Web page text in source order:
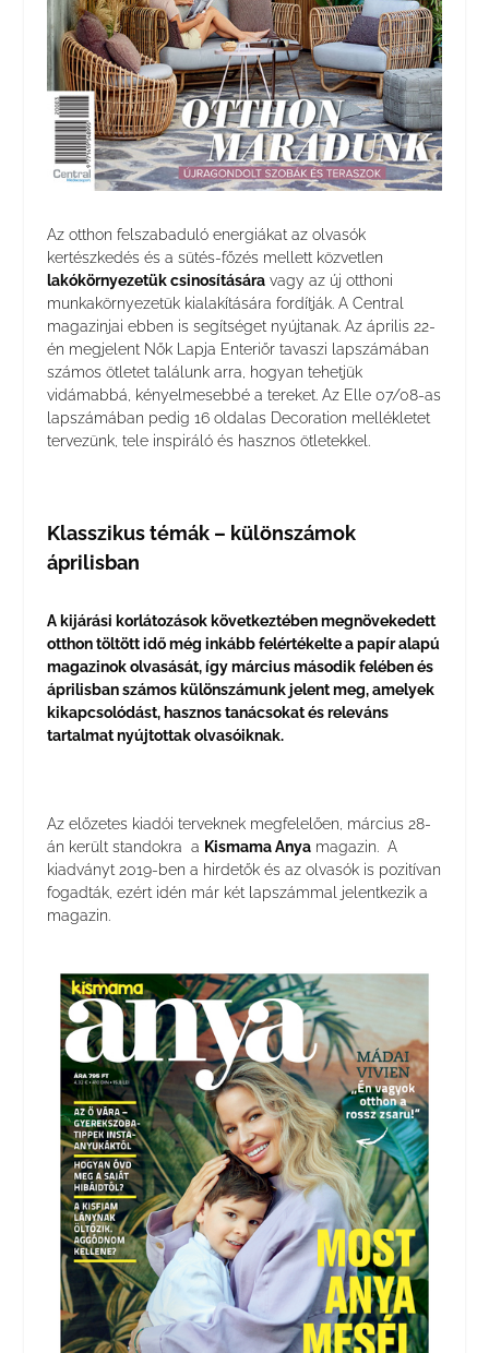
Az otthon felszabaduló energiákat az olvasók
kertészkedés és a sütés-főzés mellett közvetlen
lakókörnyezetük csinosításáravagy az új otthoni
munkakörnyezetük kialakítására fordítják. A Central
magazinjai ebben is segítséget nyújtanak. Az április 22-
én megjelent Nők Lapja Enteriőr tavaszi lapszámában
számos ötletet találunk arra, hogyan tehetjük
vidámabbá, kényelmesebbé a tereket. Az Elle 07/08-as
lapszámában pedig 16 oldalas Decoration mellékletet
tervezünk, tele inspiráló és hasznos ötletekkel.
Klasszikus témák – különszámok
áprilisban
A kijárási korlátozások következtében megnövekedett
otthon töltött idő még inkább felértékelte a papír alapú
magazinok olvasását, így március második felében és
áprilisban számos különszámunk jelent meg, amelyek
kikapcsolódást, hasznos tanácsokat és releváns
tartalmat nyújtottak olvasóiknak.
Az előzetes kiadói terveknek megfelelően, március 28-
án került standokra a Kismama Anyamagazin. A
kiadványt 2019-ben a hirdetők és az olvasók is pozitívan
fogadták, ezért idén már két lapszámmal jelentkezik a
magazin.